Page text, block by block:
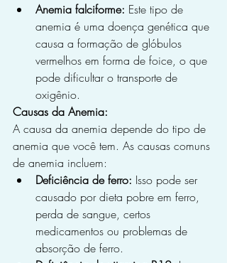
Anemia falciforme: Este tipo de
anemia é uma doença genética que
causa a formação de glóbulos
vermelhos em forma de foice, o que
pode dificultar o transporte de
oxigênio.
Causas da Anemia:
A causa da anemia depende do tipo de
anemia que você tem. As causas comuns
de anemia incluem:
Deficiência de ferro: Isso pode ser
causado por dieta pobre em ferro,
perda de sangue, certos
medicamentos ou problemas de
absorção de ferro.